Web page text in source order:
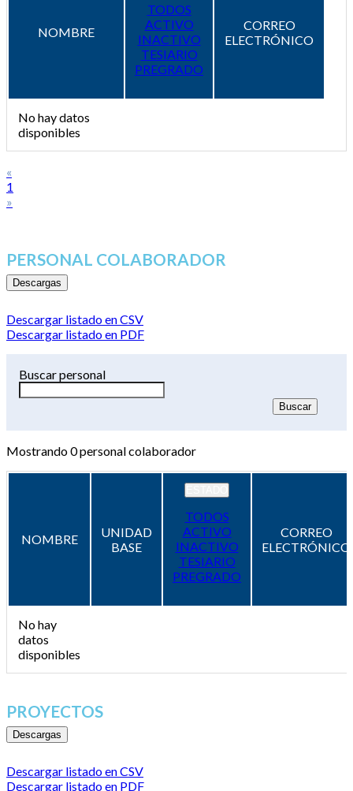
NOMBRE
TODOS
ACTIVO
INACTIVO
TESIARIO
PREGRADO
CORREO
ELECTRÓNICO
No hay datos
disponibles
«
1
»
PERSONAL COLABORADOR
Descargas
Descargar listado en CSV
Descargar listado en PDF
Buscar personal
Mostrando0personal colaborador
NOMBRE
UNIDAD
BASE
TODOS
ACTIVO
INACTIVO
TESIARIO
PREGRADO
CORREO
ELECTRÓNICO
No hay
datos
disponibles
PROYECTOS
Descargas
Descargar listado en CSV
Descargar listado en PDF